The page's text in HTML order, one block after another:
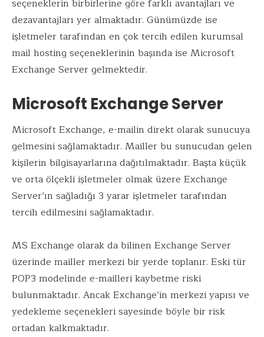
seçeneklerin birbirlerine göre farklı avantajları ve
dezavantajları yer almaktadır. Günümüzde ise
işletmeler tarafından en çok tercih edilen kurumsal
mail hosting seçeneklerinin başında ise Microsoft
Exchange Server gelmektedir.
Microsoft Exchange Server
Microsoft Exchange, e-mailin direkt olarak sunucuya
gelmesini sağlamaktadır. Mailler bu sunucudan gelen
kişilerin bilgisayarlarına dağıtılmaktadır. Başta küçük
ve orta ölçekli işletmeler olmak üzere Exchange
Server’ın sağladığı 3 yarar işletmeler tarafından
tercih edilmesini sağlamaktadır.
MS Exchange olarak da bilinen Exchange Server
üzerinde mailler merkezi bir yerde toplanır. Eski tür
POP3 modelinde e-mailleri kaybetme riski
bulunmaktadır. Ancak Exchange’in merkezi yapısı ve
yedekleme seçenekleri sayesinde böyle bir risk
ortadan kalkmaktadır.